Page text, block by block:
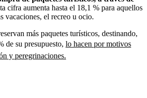
cifra aumenta hasta el 18,1 % para aquellos
vacaciones, el recreo u ocio.
más paquetes turísticos, destinando,
de su presupuesto, lo hacen por motivos
y peregrinaciones.